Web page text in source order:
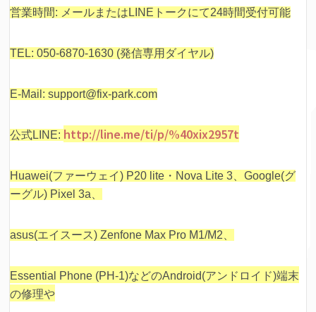
営業時間: メールまたはLINEトークにて24時間受付可能
TEL: 050-6870-1630 (発信専用ダイヤル)
E-Mail: support@fix-park.com
公式LINE: http://line.me/ti/p/%40xix2957t
Huawei(ファーウェイ) P20 lite・Nova Lite 3、Google(グ
ーグル) Pixel 3a、
asus(エイスース) Zenfone Max Pro M1/M2、
Essential Phone (PH-1)などのAndroid(アンドロイド)端末
の修理や